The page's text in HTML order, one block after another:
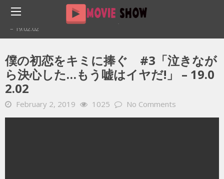
Home
YOUTUBE 動画 毎日
僕の初恋をキミに捧ぐ #3「泣きながら決心した…もう嘘はイヤだ!」
– 19.02.02
僕の初恋をキミに捧ぐ #3「泣きなが
ら決心した…もう嘘はイヤだ!」 – 19.0
2.02
February 2, 2019 1025 No Comments